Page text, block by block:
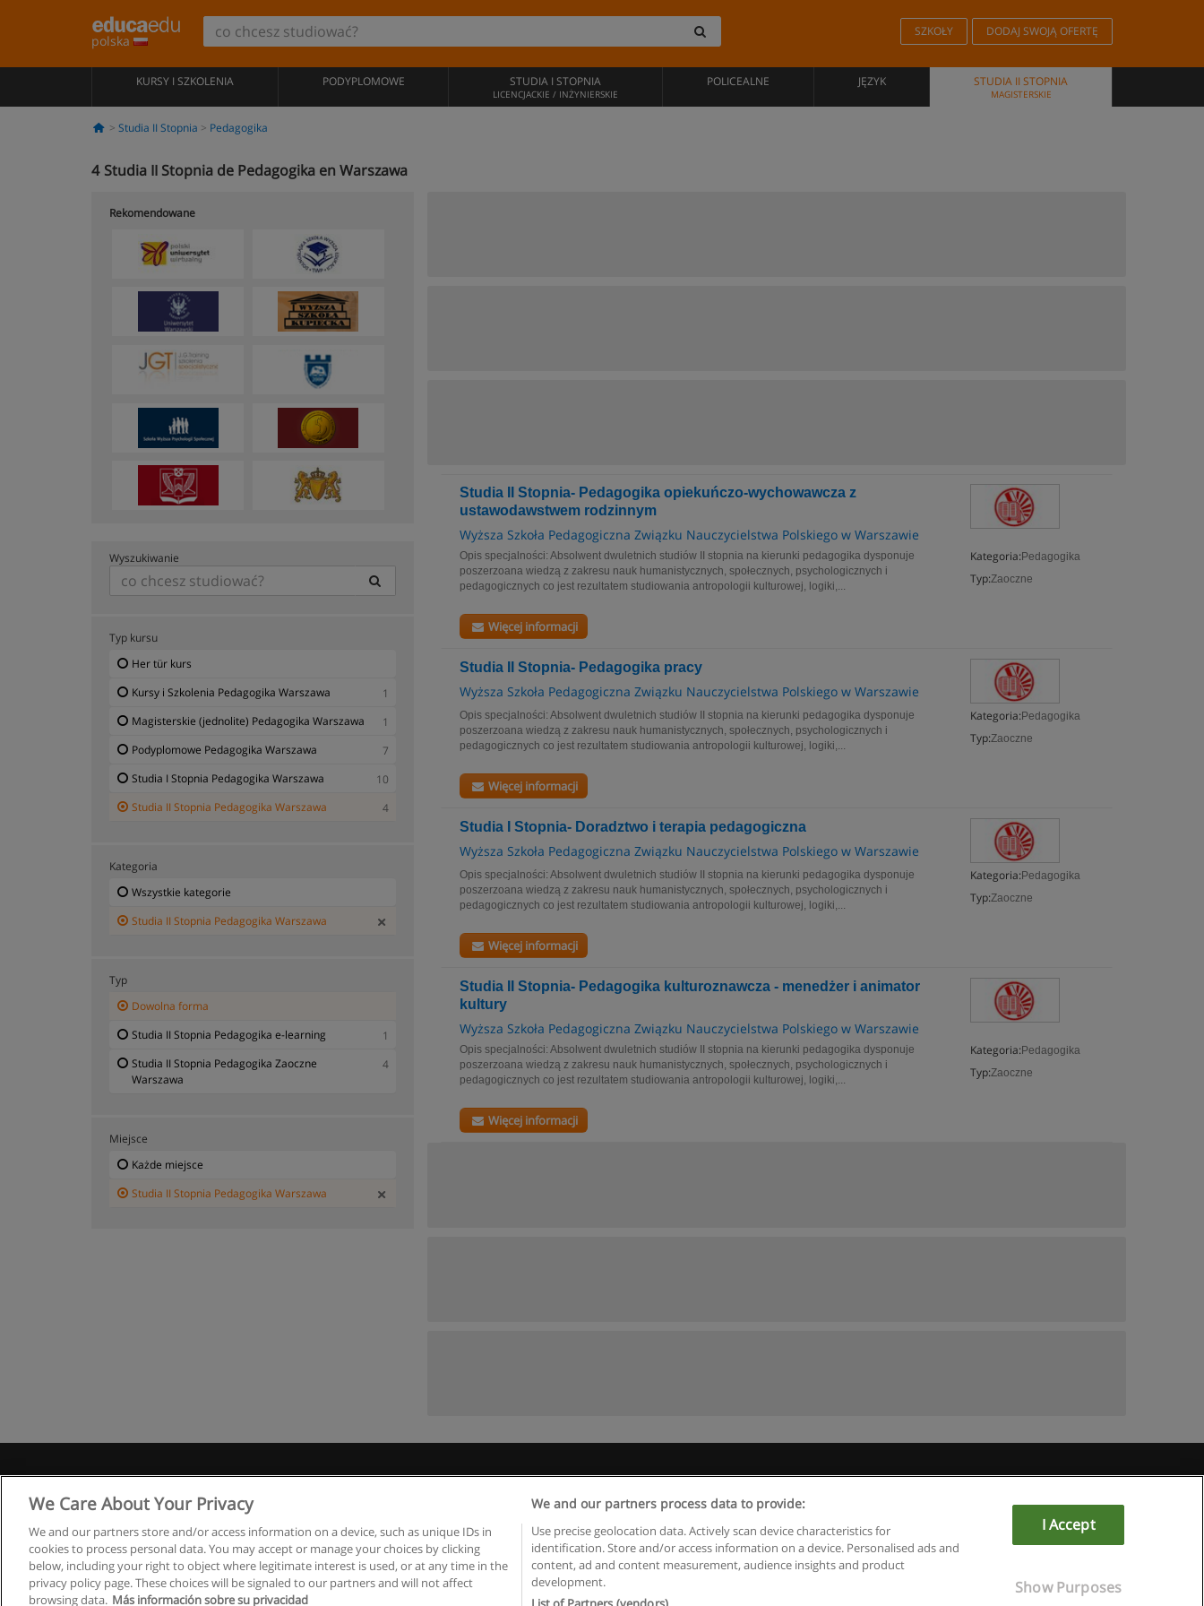
polska
SZKOŁY DODAJ SWOJĄ OFERTĘ
KURSY I SZKOLENIA PODYPLOMOWE STUDIA I STOPNIA
LICENCJACKIE / INŻYNIERSKIE
POLICEALNE JĘZYK STUDIA II STOPNIA
MAGISTERSKIE
Studia II Stopnia Pedagogika
4 Studia II Stopnia de Pedagogika en Warszawa
Studia II Stopnia- Pedagogika opiekuńczo-wychowawcza z
ustawodawstwem rodzinnym
Wyższa Szkoła Pedagogiczna Związku Nauczycielstwa Polskiego w Warszawie
Kategoria: Pedagogika
Typ:Zaoczne
Opis specjalności: Absolwent dwuletnich studiów II stopnia na kierunki pedagogika dysponuje
poszerzoana wiedzą z zakresu nauk humanistycznych, społecznych, psychologicznych i
pedagogicznych co jest rezultatem studiowania antropologii kulturowej, logiki,...
Więcej informacji
Studia II Stopnia- Pedagogika pracy
Wyższa Szkoła Pedagogiczna Związku Nauczycielstwa Polskiego w Warszawie
Kategoria: Pedagogika
Typ:Zaoczne
Opis specjalności: Absolwent dwuletnich studiów II stopnia na kierunki pedagogika dysponuje
poszerzoana wiedzą z zakresu nauk humanistycznych, społecznych, psychologicznych i
pedagogicznych co jest rezultatem studiowania antropologii kulturowej, logiki,...
Więcej informacji
Studia I Stopnia- Doradztwo i terapia pedagogiczna
Wyższa Szkoła Pedagogiczna Związku Nauczycielstwa Polskiego w Warszawie
Kategoria: Pedagogika
Typ:Zaoczne
Opis specjalności: Absolwent dwuletnich studiów II stopnia na kierunki pedagogika dysponuje
poszerzoana wiedzą z zakresu nauk humanistycznych, społecznych, psychologicznych i
pedagogicznych co jest rezultatem studiowania antropologii kulturowej, logiki,...
Więcej informacji
Studia II Stopnia- Pedagogika kulturoznawcza - menedżer i animator
kultury
Wyższa Szkoła Pedagogiczna Związku Nauczycielstwa Polskiego w Warszawie
Kategoria: Pedagogika
Typ:Zaoczne
Opis specjalności: Absolwent dwuletnich studiów II stopnia na kierunki pedagogika dysponuje
poszerzoana wiedzą z zakresu nauk humanistycznych, społecznych, psychologicznych i
pedagogicznych co jest rezultatem studiowania antropologii kulturowej, logiki,...
Więcej informacji
Rekomendowane
Wyszukiwanie
Typ kursu
Her tür kurs
Kursy i Szkolenia Pedagogika Warszawa
1
Magisterskie (jednolite) Pedagogika Warszawa
1
Podyplomowe Pedagogika Warszawa
7
Studia I Stopnia Pedagogika Warszawa
10
Studia II Stopnia Pedagogika Warszawa
4
Kategoria
Wszystkie kategorie
Studia II Stopnia Pedagogika Warszawa
Typ
Dowolna forma
Studia II Stopnia Pedagogika e-learning
1
Studia II Stopnia Pedagogika Zaoczne
Warszawa
4
Miejsce
Każde miejsce
Studia II Stopnia Pedagogika Warszawa
Copyright © Educaedu Business S.L. - CIF : B-95610580: -www.educaedu.pl
We Care About Your Privacy
We and our partners store and/or access information on a device, such as unique IDs in
cookies to process personal data. You may accept or manage your choices by clicking
below, including your right to object where legitimate interest is used, or at any time in the
privacy policy page. These choices will be signaled to our partners and will not affect
browsing data. Más información sobre su privacidad
We and our partners process data to provide:
Use precise geolocation data. Actively scan device characteristics for
identification. Store and/or access information on a device. Personalised ads and
content, ad and content measurement, audience insights and product
development.
I Accept
Show Purposes